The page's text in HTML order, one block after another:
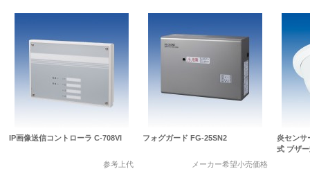
IP画像送信コントローラ C-708VI
参考上代
フォグガード FG-25SN2
メーカー希望小売価格
炎センサ
式 ブザ